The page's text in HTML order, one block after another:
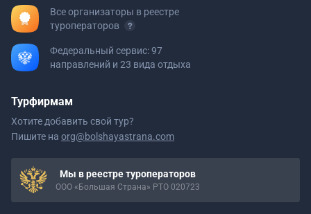
Все организаторы в реестре
туроператоров
Федеральный сервис: 97
направлений и 23 вида отдыха
Турфирмам
Хотите добавить свой тур?
Пишите на org@bolshayastrana.com
Мы в реестре туроператоров
ООО «Большая Страна» РТО 020723